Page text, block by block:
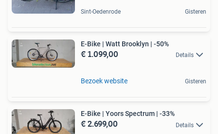
Sint-Oedenrode Gisteren
E-Bike | Watt Brooklyn | -50%
€ 1.099,00 Details
Bezoek website Gisteren
E-Bike | Yoors Spectrum | -33%
€ 2.699,00 Details